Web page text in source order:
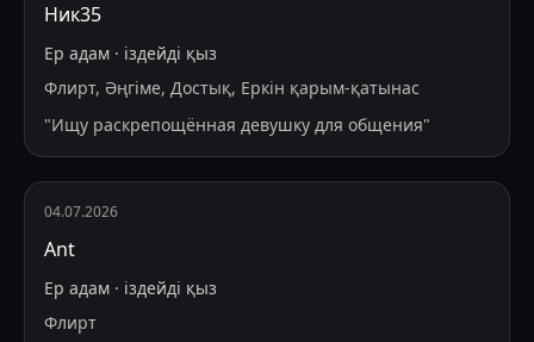
Ник35
Ер адам · іздейді қыз
Флирт, Әңгіме, Достық, Еркін қарым-қатынас
"Ищу раскрепощённая девушку для общения"
04.07.2026
Ant
Ер адам · іздейді қыз
Флирт